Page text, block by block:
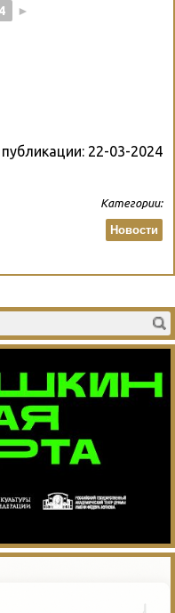
4 ►
22-03-2024
Категории:
Новости